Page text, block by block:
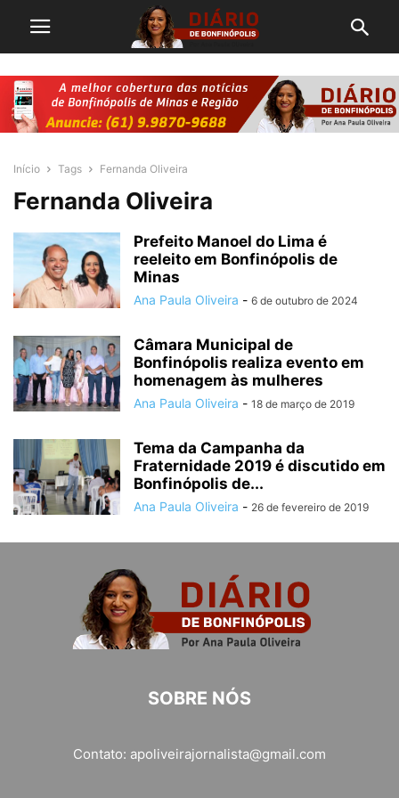
Início Tags Fernanda Oliveira
Fernanda Oliveira
Prefeito Manoel do Lima é
reeleito em Bonfinópolis de
Minas
Ana Paula Oliveira - 6 de outubro de 2024
Câmara Municipal de
Bonfinópolis realiza evento em
homenagem às mulheres
Ana Paula Oliveira - 18 de março de 2019
Tema da Campanha da
Fraternidade 2019 é discutido em
Bonfinópolis de...
Ana Paula Oliveira - 26 de fevereiro de 2019
SOBRE NÓS
Contato: apoliveirajornalista@gmail.com